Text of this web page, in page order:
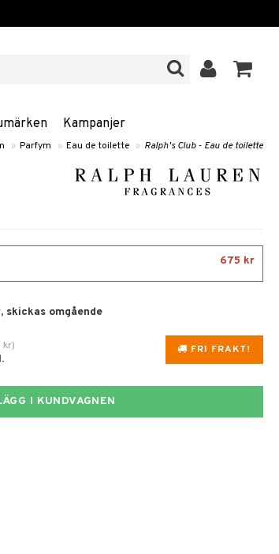
Kampanjer
» Parfym » Eau de toilette » Ralph's Club - Eau de toilette
675 kr
skickas omgående
FRI FRAKT!
kr)
I KUNDVAGNEN